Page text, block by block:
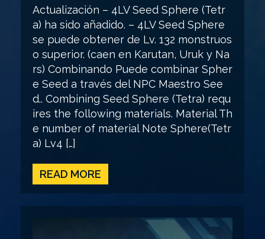
Actualización – 4LV Seed Sphere (Tetr
a) ha sido añadido. – 4LV Seed Sphere
se puede obtener de Lv. 132 monstruos
o superior. (caen en Karutan, Uruk y Na
rs) Combinando Puede combinar Spher
e Seed a través del NPC Maestro See
d.. Combining Seed Sphere (Tetra) requ
ires the following materials. Material Th
e number of material Note Sphere(Tetr
a) Lv4 […]
READ MORE